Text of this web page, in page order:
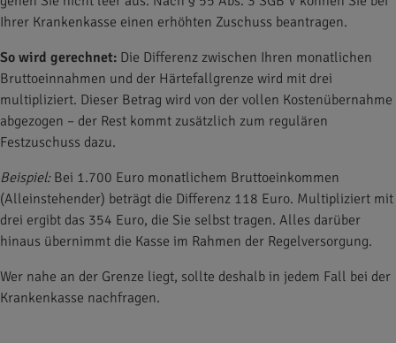
Ihrer Krankenkasse einen erhöhten Zuschuss beantragen.
So wird gerechnet: Die Differenz zwischen Ihren monatlichen
Bruttoeinnahmen und der Härtefallgrenze wird mit drei
multipliziert. Dieser Betrag wird von der vollen Kostenübernahme
abgezogen – der Rest kommt zusätzlich zum regulären
Festzuschuss dazu.
Beispiel:Bei 1.700 Euro monatlichem Bruttoeinkommen
(Alleinstehender) beträgt die Differenz 118 Euro. Multipliziert mit
drei ergibt das 354 Euro, die Sie selbst tragen. Alles darüber
hinaus übernimmt die Kasse im Rahmen der Regelversorgung.
Wer nahe an der Grenze liegt, sollte deshalb in jedem Fall bei der
Krankenkasse nachfragen.